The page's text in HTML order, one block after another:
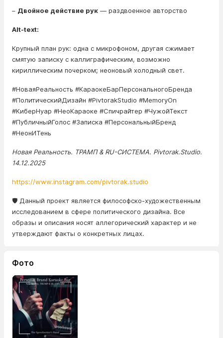
– Двойное действие рук — раздвоенное авторство
Alt-text:
Крупный план рук: одна с микрофоном, другая сжимает
смятую записку с каллиграфическим, возможно
кириллическим почерком; неоновый холодный свет.
#НоваяРеальность #КараокеБарПерсональногоБренда
#ПолитическийДизайн #PivtorakStudio #MemoryOn
#КиберНуар #НеоКараоке #Спичрайтер #ЧужойТекст
#ПубличныйГолос #Записка #ПерсональныйБренд
#НеонИТень
Новая Реальность. ТРАМП & RU-СИСТЕМА. Pivtorak.Studio.
14.12.2025
https://www.instagram.com/pivtorak.studio
🛡️ Данный проект является философско-художественным
исследованием в сфере политического дизайна. Все
образы и описания носят аллегорический характер и не
утверждают факты о конкретных лицах.
Фото